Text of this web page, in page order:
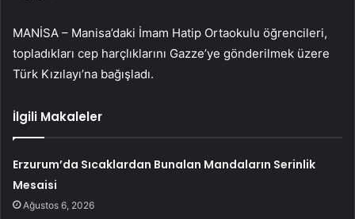
MANİSA – Manisa’daki İmam Hatip Ortaokulu öğrencileri,
topladıkları cep harçlıklarını Gazze’ye gönderilmek üzere
Türk Kızılayı’na bağışladı.
İlgili Makaleler
Erzurum’da Sıcaklardan Bunalan Mandaların Serinlik
Mesaisi
Ağustos 6, 2026